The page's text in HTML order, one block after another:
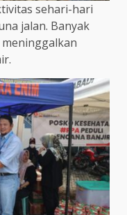
sehari-hari
jalan. Banyak